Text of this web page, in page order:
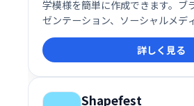
学模様を簡単に作成できます。ブ
ゼンテーション、ソーシャルメデ
な用途に最適です。独自のスタイ
ンの可能性を広げましょう！
詳しく見る
Shapefest